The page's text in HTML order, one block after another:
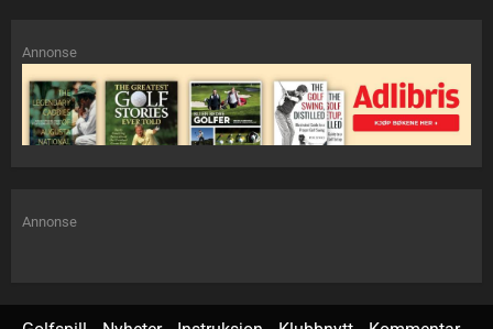
Annonse
Annonse